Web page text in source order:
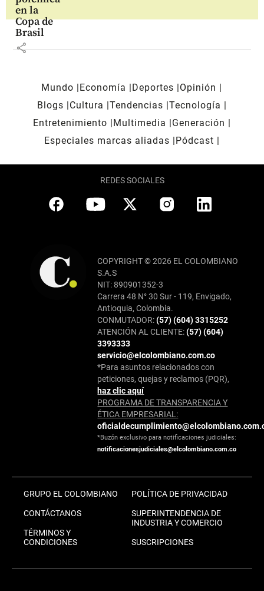
en la
Copa de
Brasil
share
Mundo Economía Deportes
Opinión
Blogs
Cultura Tendencias Tecnología
Entretenimiento
Multimedia
Generación
Especiales marcas aliadas
Pódcast
REDES SOCIALES
COPYRIGHT © 2026 EL COLOMBIANO
S.A.S
NIT: 890901352-3
Carrera 48 N° 30 Sur - 119, Envigado,
Antioquia, Colombia.
CONMUTADOR:(57) (604) 3315252
ATENCIÓN AL CLIENTE:(57) (604)
3393333
servicio@elcolombiano.com.co
*Para asuntos relacionados con
peticiones, quejas y reclamos (PQR),
haz clic aquí
PROGRAMA DE TRANSPARENCIA Y
ÉTICA EMPRESARIAL:
*Buzón exclusivo para notificaciones judiciales:
notificacionesjudiciales@elcolombiano.com.co
GRUPO EL COLOMBIANO
CONTÁCTANOS
TÉRMINOS Y
CONDICIONES
POLÍTICA DE PRIVACIDAD
SUPERINTENDENCIA DE
INDUSTRIA Y COMERCIO
SUSCRIPCIONES